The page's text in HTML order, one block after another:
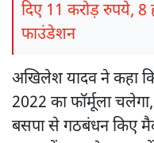
दिए 11 करोड़ रुपये, 8
फाउंडेशन
अखिलेश यादव ने कहा कि
2022 का फॉर्मूला
बसपा से गठबंधन किए